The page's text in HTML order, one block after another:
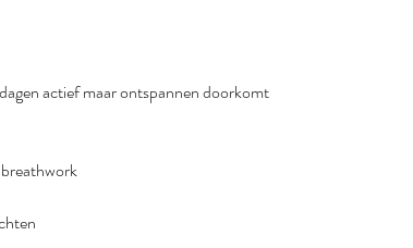
actief maar ontspannen doorkomt